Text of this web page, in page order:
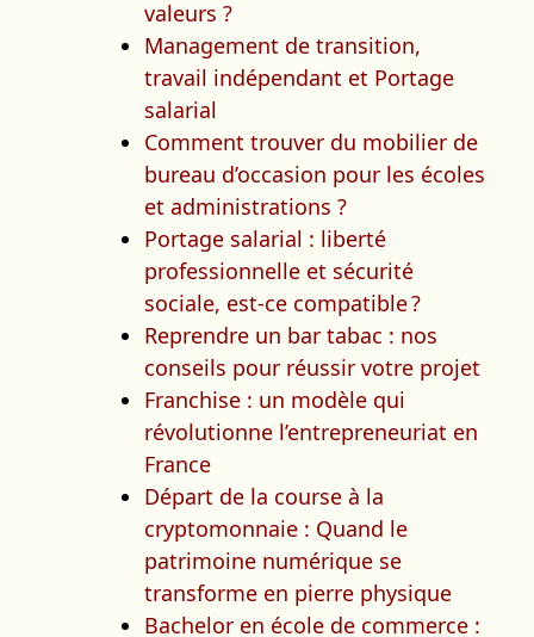
valeurs ?
Management de transition,
travail indépendant et Portage
salarial
Comment trouver du mobilier de
bureau d’occasion pour les écoles
et administrations ?
Portage salarial : liberté
professionnelle et sécurité
sociale, est-ce compatible ?
Reprendre un bar tabac : nos
conseils pour réussir votre projet
Franchise : un modèle qui
révolutionne l’entrepreneuriat en
France
Départ de la course à la
cryptomonnaie : Quand le
patrimoine numérique se
transforme en pierre physique
Bachelor en école de commerce :